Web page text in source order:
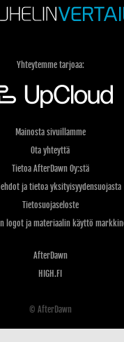
Yhteytemme tarjoaa:
Mainosta sivuillamme
Ota yhteyttä
Tietoa AfterDawn Oy:stä
ja tietoa yksityisyydensuojasta
Tietosuojaseloste
logot ja materiaalin käyttö
AfterDawn
HIGH.FI
© AfterDawn